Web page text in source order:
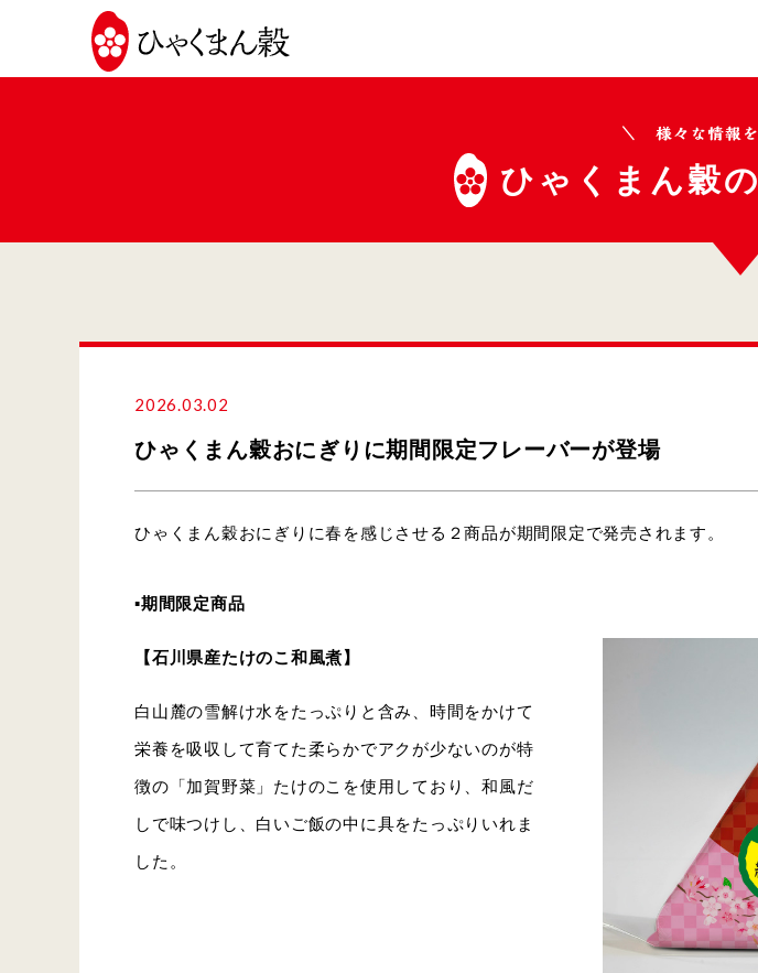
JA
全
ひゃくまん穀の
2026.03.02
ひゃくまん穀おにぎりに期間限定フレーバーが登場
ひゃくまん穀おにぎりに春を感じさせる２商品が期間限定で発売されます。
▪︎期間限定商品
【石川県産たけのこ和風煮】
白山麓の雪解け水をたっぷりと含み、時間をかけて
栄養を吸収して育てた柔らかでアクが少ないのが特
徴の「加賀野菜」たけのこを使用しており、和風だ
しで味つけし、白いご飯の中に具をたっぷりいれま
した。